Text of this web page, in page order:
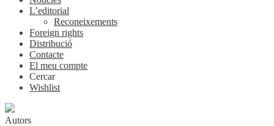
L’editorial
Reconeixements
Foreign rights
Distribució
Contacte
El meu compte
Cercar
Wishlist
Autors